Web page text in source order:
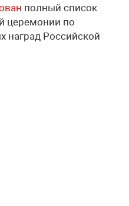
полный список
церемонии по
наград Российской